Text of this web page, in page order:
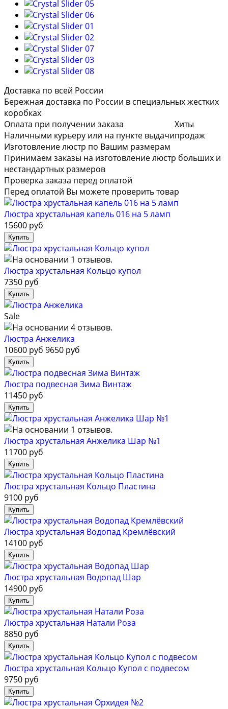
Доставка по всей России
Бережная доставка по России в специальных жестких
коробках
Оплата при получении заказа
Наличными курьеру или на пункте выдачи
Изготовление люстр по Вашим размерам
Принимаем заказы на изготовление люстр больших и
нестандартных размеров
Проверка заказа перед оплатой
Перед оплатой Вы можете проверить товар
Хиты
продаж
Люстра хрустальная капель 016 на 5 ламп
15600 руб
Люстра хрустальная Кольцо купол
7350 руб
Sale
Люстра Анжелика
10600 руб 9650 руб
Люстра подвесная Зима Винтаж
11450 руб
Люстра хрустальная Анжелика Шар №1
11700 руб
Люстра хрустальная Кольцо Пластина
9100 руб
Люстра хрустальная Водопад Кремлёвский
14100 руб
Люстра хрустальная Водопад Шар
14900 руб
Люстра хрустальная Натали Роза
8850 руб
Люстра хрустальная Кольцо Купол с подвесом
9750 руб